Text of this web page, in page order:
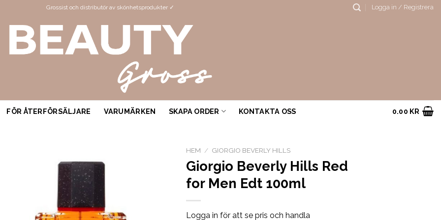
Grossist och distributör av skönhetsprodukter ✓ Logga in / Registrera
FÖR ÅTERFÖRSÄLJARE VARUMÄRKEN SKAPA ORDER KONTAKTA OSS 0.00 KR
HEM / GIORGIO BEVERLY HILLS
Giorgio Beverly Hills Red
for Men Edt 100ml
Logga in för att se pris och handla